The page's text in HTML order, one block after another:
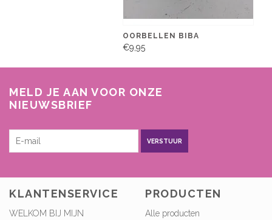
OORBELLEN BIBA
€9,95
MELD JE AAN VOOR ONZE
NIEUWSBRIEF
VERSTUUR
KLANTENSERVICE
WELKOM BIJ MIJN
PRODUCTEN
Alle producten